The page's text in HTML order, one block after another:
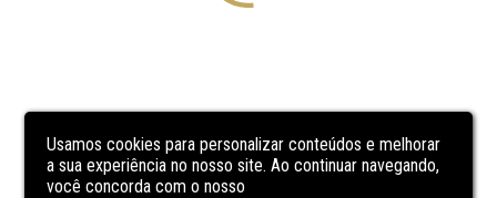
Usamos cookies para personalizar conteúdos e melhorar
a sua experiência no nosso site. Ao continuar navegando,
você concorda com o nosso